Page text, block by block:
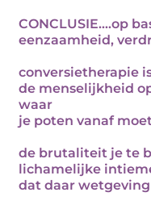
CONCLUSIE....op
eenzaamheid,
conversietherapie
de menselijkheid
waar
je poten vanaf
de brutaliteit je te
lichamelijke
dat daar wetgeving